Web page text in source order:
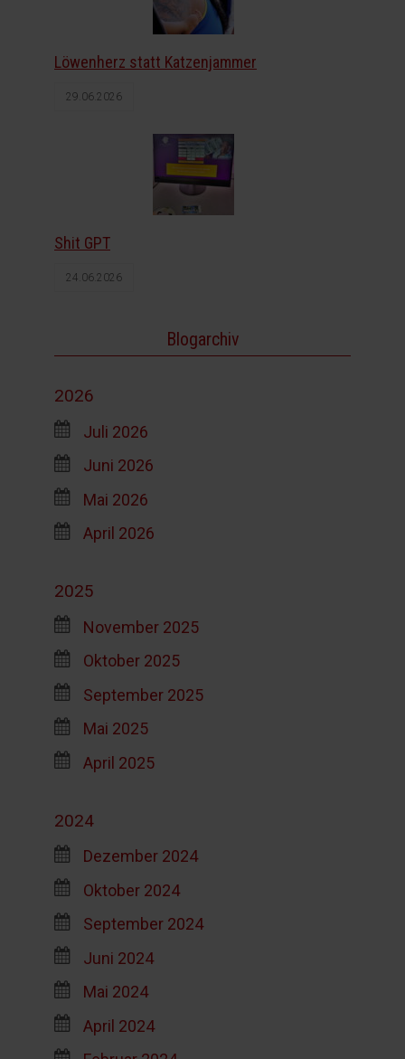
Löwenherz statt Katzenjammer
29.06.2026
Shit GPT
24.06.2026
Blogarchiv
2026
Juli 2026
Juni 2026
Mai 2026
April 2026
2025
November 2025
Oktober 2025
September 2025
Mai 2025
April 2025
2024
Dezember 2024
Oktober 2024
September 2024
Juni 2024
Mai 2024
April 2024